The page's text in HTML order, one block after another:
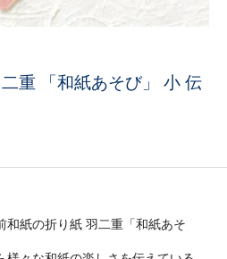
重 「和紙あそび」 小 伝
和紙の折り紙 羽二重「和紙あそ